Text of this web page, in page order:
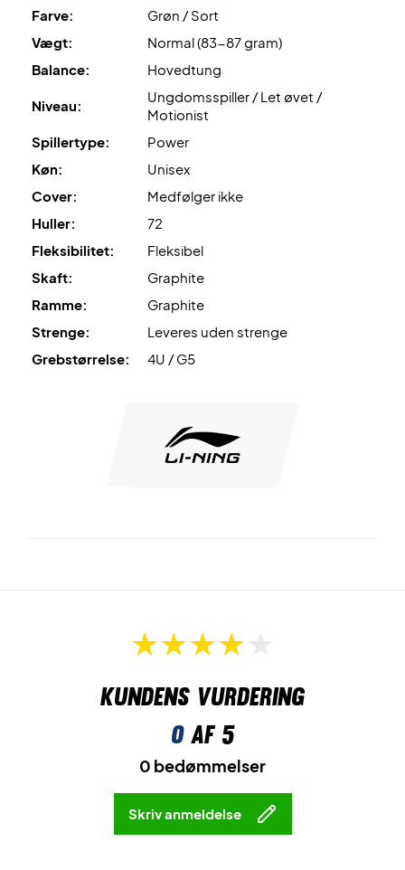
Farve:
Grøn / Sort
Vægt:
Normal (83-87 gram)
Balance:
Hovedtung
Niveau:
Ungdomsspiller / Let øvet /
Motionist
Spillertype:
Power
Køn:
Unisex
Cover:
Medfølger ikke
Huller:
72
Fleksibilitet:
Fleksibel
Skaft:
Graphite
Ramme:
Graphite
Strenge:
Leveres uden strenge
Grebstørrelse:
4U / G5
Kundens vurdering
0af 5
0 bedømmelser
Skriv anmeldelse